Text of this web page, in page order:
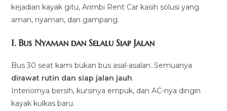
kejadian kayak gitu, Arimbi Rent Car kasih solusi yang
aman, nyaman, dan gampang.
1. Bus Nyaman dan Selalu Siap Jalan
Bus 30 seat kami bukan bus asal-asalan. Semuanya
dirawat rutin dan siap jalan jauh.
Interiornya bersih, kursinya empuk, dan AC-nya dingin
kayak kulkas baru.